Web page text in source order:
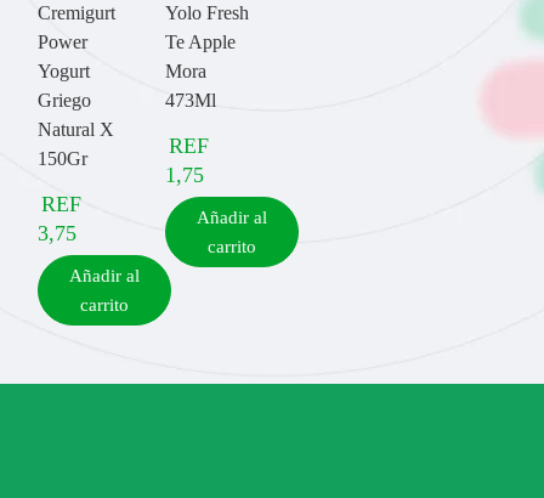
Cremigurt
Power
Yogurt
Griego
Natural X
150Gr
REF
3,75
Añadir al
carrito
Yolo Fresh
Te Apple
Mora
473Ml
REF
1,75
Añadir al
carrito